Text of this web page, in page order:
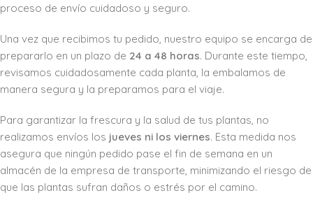
proceso de envío cuidadoso y seguro.
Una vez que recibimos tu pedido, nuestro equipo se encarga de
prepararlo en un plazo de 24 a 48 horas. Durante este tiempo,
revisamos cuidadosamente cada planta, la embalamos de
manera segura y la preparamos para el viaje.
Para garantizar la frescura y la salud de tus plantas, no
realizamos envíos los jueves ni los viernes. Esta medida nos
asegura que ningún pedido pase el fin de semana en un
almacén de la empresa de transporte, minimizando el riesgo de
que las plantas sufran daños o estrés por el camino.